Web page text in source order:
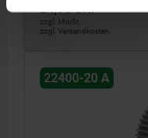
24,90 CHF
zzgl. MwSt.
zzgl. Versandkosten
22400-20 A